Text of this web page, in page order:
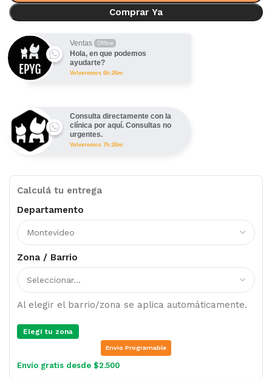
Comprar Ya
Ventas Offline
Hola, en que podemos
ayudarte?
Volveremos 6h:26m
Consulta directamente con la
clínica por aquí. Consultas no
urgentes.
Volveremos 7h:26m
Calculá tu entrega
Departamento
Zona / Barrio
Al elegir el barrio/zona se aplica automáticamente.
Elegí tu zona
Envio Programable
Envío gratis desde $2.500